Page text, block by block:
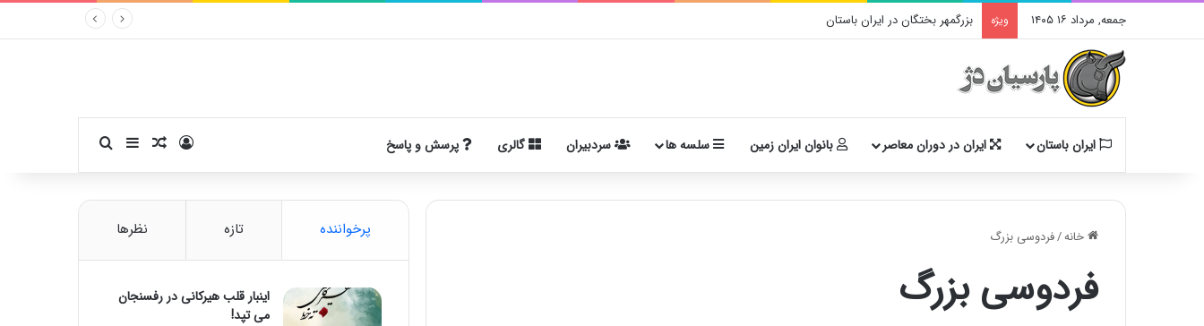
جمعه, مرداد ۱۶ ۱۴۰۵ ویژه بزرگمهر بختگان در ایران باستان
ایران باستان ایران در دوران معاصر بانوان ایران زمین سلسه ها سردبیران گالری پرسش و پاسخ ورودنوشته تصادفی
سایدبارجستجو برای
خانه/فردوسی بزرگ
فردوسی بزرگ
پرخواننده تازه نظرها
اینبار قلب هیرکانی در رفسنجان
می تپد!